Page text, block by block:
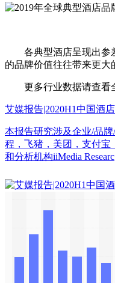
各典型酒店呈现出参差
的品牌价值往往带来更大
更多行业数据请查看全
艾媒报告|2020H1中国酒
本报告研究涉及企业/品
程，飞猪，美团，支付宝
和分析机构iiMedia Researc